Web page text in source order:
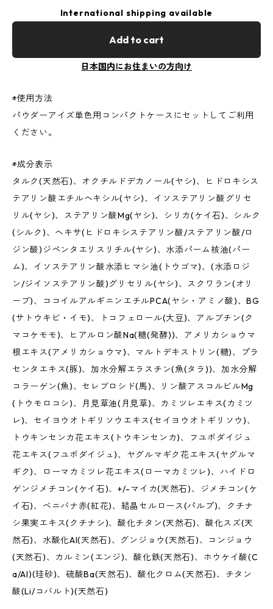
International shipping available
Add to cart
日本国内にお住まいの方向け
◉使用方法
パウダーアイズ単色用コンパクトケースにセットしてご利用
ください。
◉成分表示
タルク(天然石)、オクチルドデカノール(ヤシ)、ヒドロキシス
テアリン酸エチルヘキシル(ヤシ)、イソステアリン酸グリセ
リル(ヤシ)、ステアリン酸Mg(ヤシ)、シリカ(ケイ石)、シルク
(シルク)、ヘキサ(ヒドロキシステアリン酸/ステアリン酸/ロ
ジン酸)ジペンタエリスリチル(ヤシ)、水添パーム核油(パー
ム)、イソステアリン酸水添ヒマシ油(トウゴマ)、(水添ロジ
ン/ジイソステアリン酸)グリセリル(ヤシ)、スクワラン(オリ
ーブ)、ココイルアルギニンエチルPCA(ヤシ・アミノ酸)、BG
(サトウキビ・イモ)、トコフェロール(大豆)、アルブチン(ク
マコケモモ)、ヒアルロン酸Na(糖(発酵))、アメリカショウマ
根エキス(アメリカショウマ)、マルトデキストリン(糖)、プラ
センタエキス(豚)、加水分解エラスチン(魚(タラ))、加水分解
コラーゲン(魚)、セレブロシド(馬)、リン酸アスコルビルMg
(トウモロコシ)、月見草油(月見草)、カミツレエキス(カミツ
レ)、セイヨウオトギリソウエキス(セイヨウオトギリソウ)、
トウキンセンカ花エキス(トウキンセンカ)、フユボダイジュ
花エキス(フユボダイジュ)、ヤグルマギク花エキス(ヤグルマ
ギク)、ローマカミツレ花エキス(ローマカミツレ)、ハイドロ
ゲンジメチコン(ケイ石)、+/-マイカ(天然石)、ジメチコン(ケ
イ石)、ベニバナ赤(紅花)、結晶セルロース(パルプ)、クチナ
シ果実エキス(クチナシ)、酸化チタン(天然石)、酸化スズ(天
然石)、水酸化Al(天然石)、グンジョウ(天然石)、コンジョウ
(天然石)、カルミン(エンジ)、酸化鉄(天然石)、ホウケイ酸(C
a/Al)(珪砂)、硫酸Ba(天然石)、酸化クロム(天然石)、チタン
酸(Li/コバルト)(天然石)